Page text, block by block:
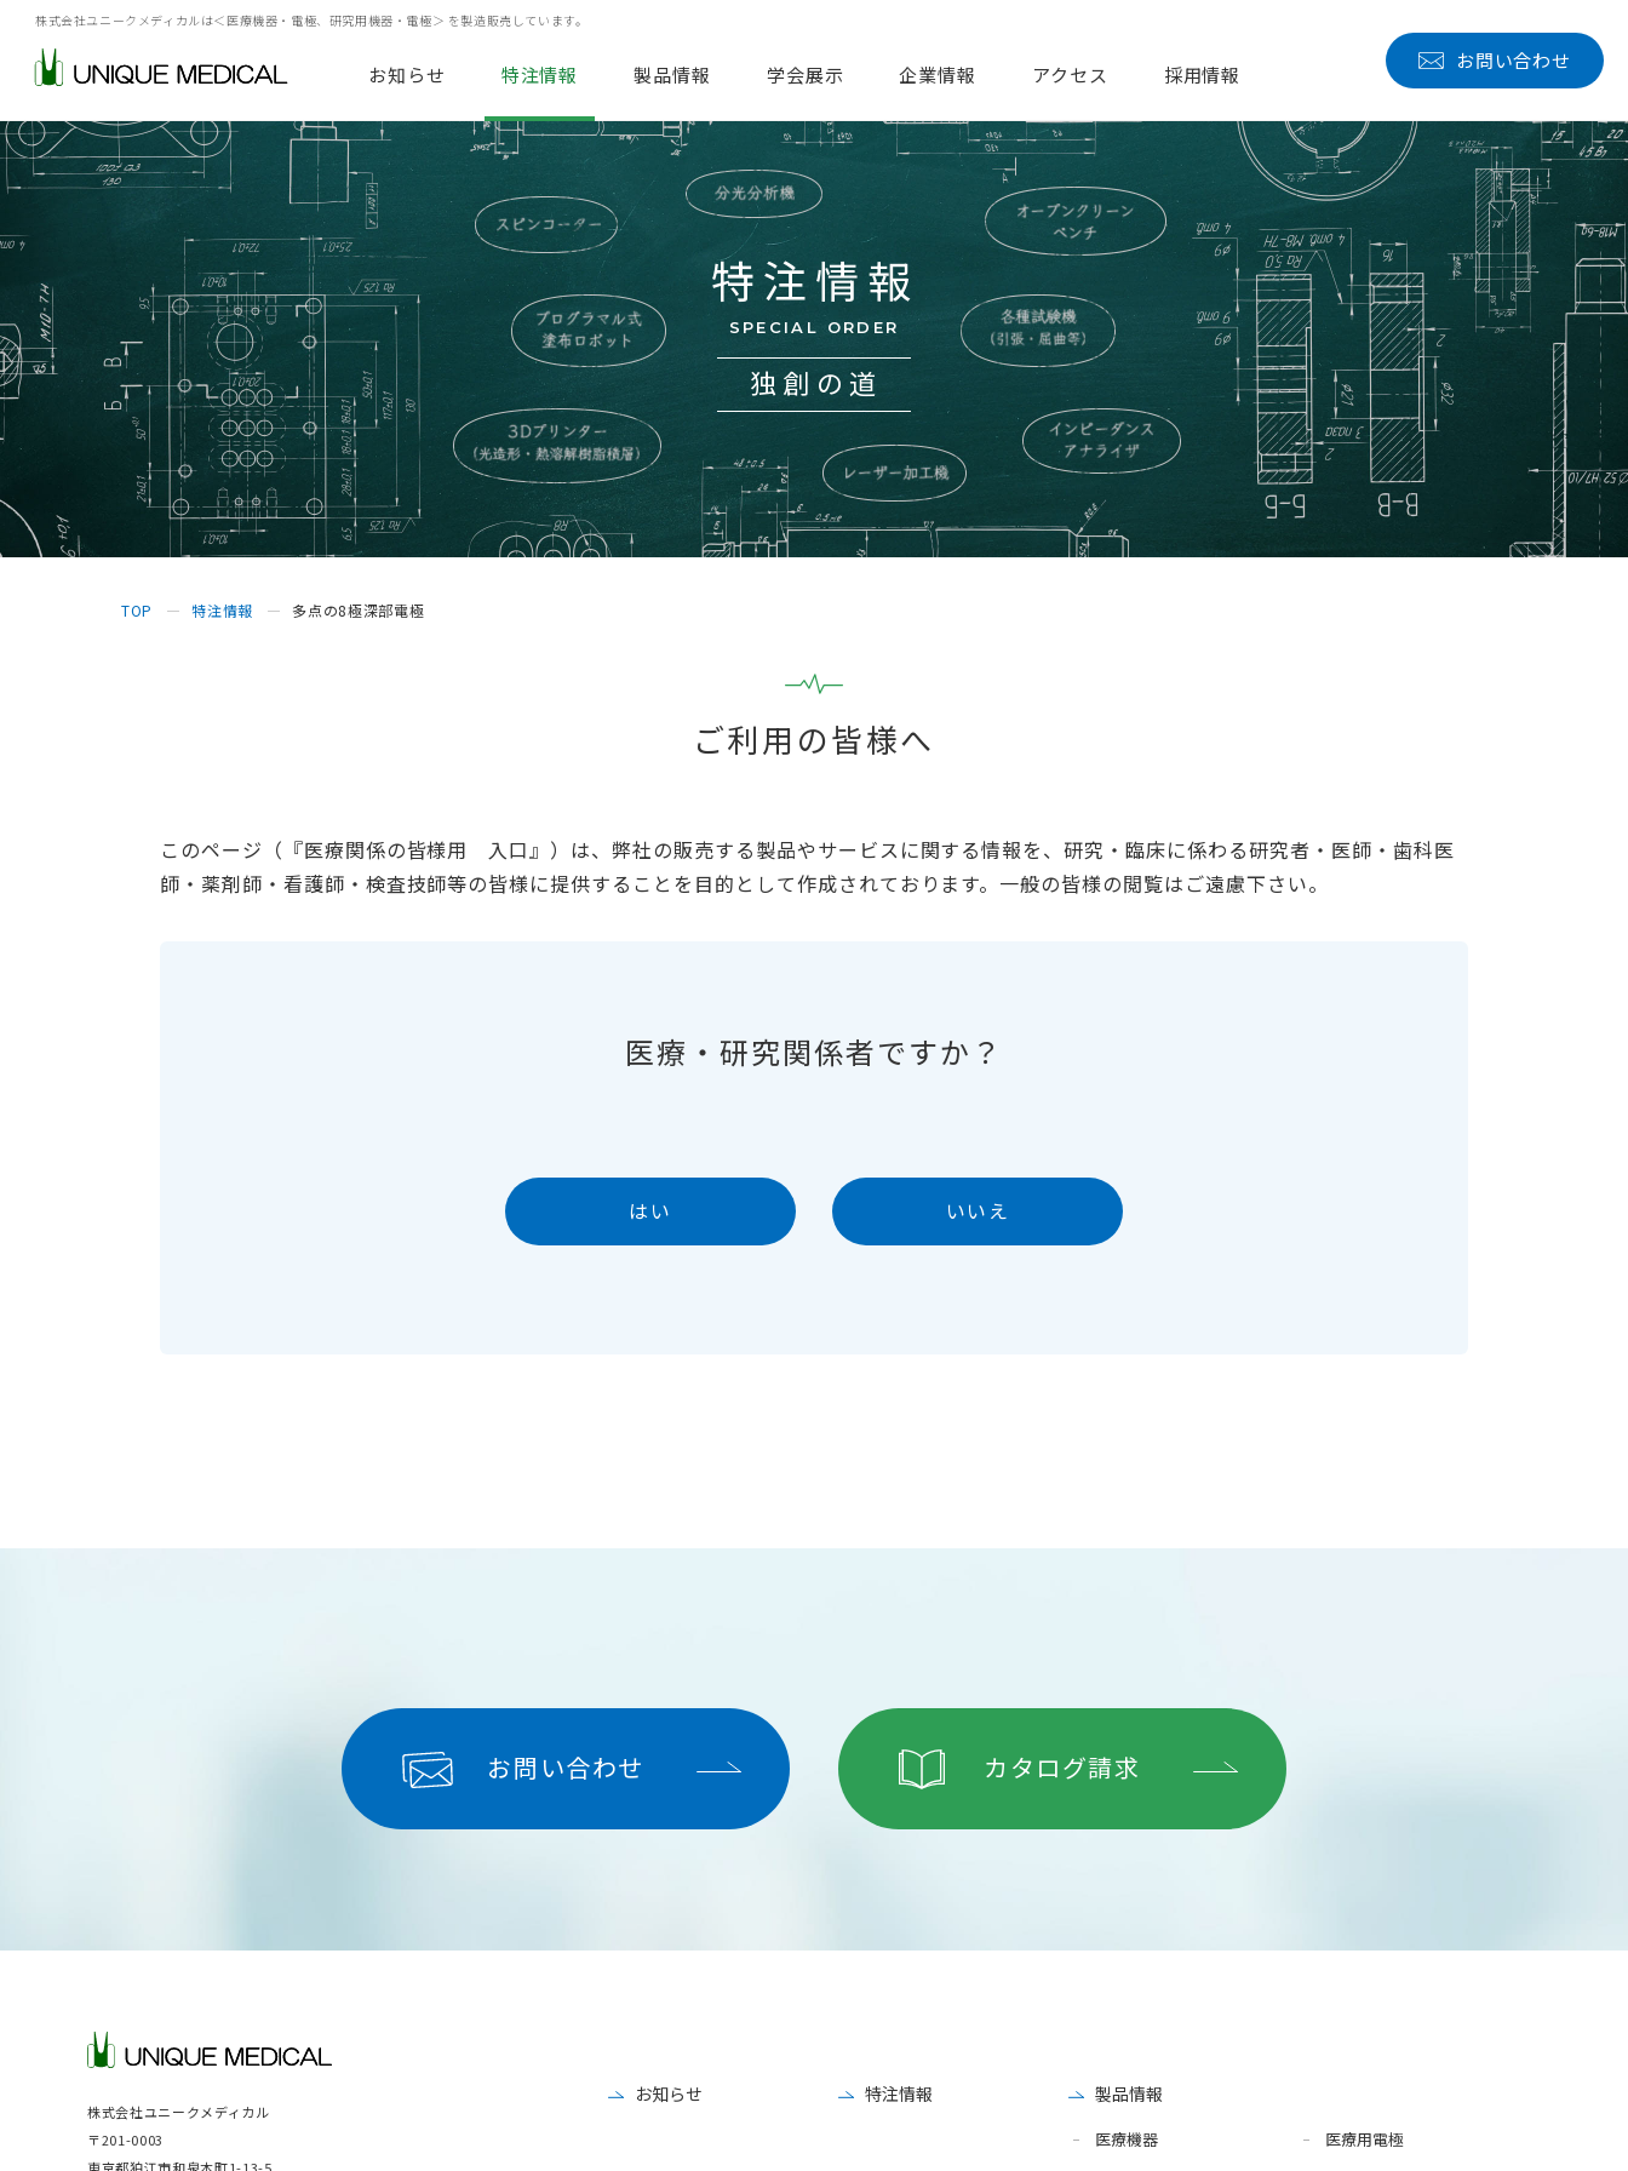
株式会社ユニークメディカルは＜医療機器・電極、研究用機器・電極＞ を製造販売しています。
お知らせ 特注情報 製品情報 学会展示 企業情報 アクセス 採用情報
お問い合わせ
特注情報
SPECIAL ORDER
独創の道
TOP 特注情報 多点の8極深部電極
ご利用の皆様へ
このページ（『医療関係の皆様用 入口』）は、弊社の販売する製品やサービスに関する情報を、研究・臨床に係わる研究者・医師・歯科医
師・薬剤師・看護師・検査技師等の皆様に提供することを目的として作成されております。一般の皆様の閲覧はご遠慮下さい。
医療・研究関係者ですか？
はい いいえ
お問い合わせ カタログ請求
株式会社ユニークメディカル
〒201-0003
お知らせ 特注情報 製品情報
医療機器
医療用電極